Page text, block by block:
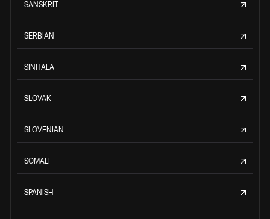
SANSKRIT
SERBIAN
SINHALA
SLOVAK
SLOVENIAN
SOMALI
SPANISH